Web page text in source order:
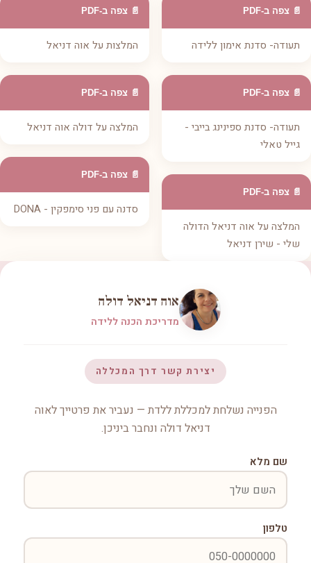
📄 צפה ב-PDF
תעודה- סדנת אימון ללידה
📄 צפה ב-PDF
תעודה- סדנת ספינינג בייבי -
גייל טאלי
📄 צפה ב-PDF
המלצה על אוה דניאל הדולה
שלי - שירן דניאל
📄 צפה ב-PDF
המלצות על אוה דניאל
📄 צפה ב-PDF
המלצה על דולה אוה דניאל
📄 צפה ב-PDF
סדנה עם פני סימפקין - DONA
אוה דניאל דולה
מדריכת הכנה ללידה
יצירת קשר דרך המכללה
הפנייה נשלחת למכללת ללדת — נעביר את פרטייך לאוה
דניאל דולה ונחבר ביניכן.
שם מלא
טלפון